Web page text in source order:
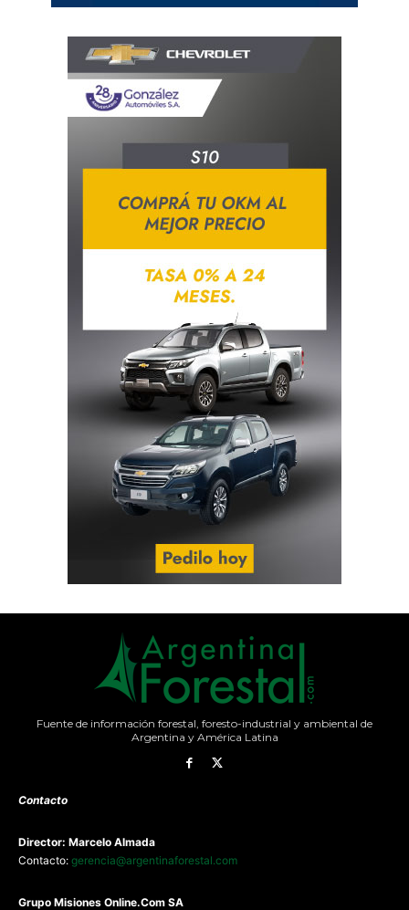
Fuente de información forestal, foresto-industrial y ambiental de
Argentina y América Latina
Contacto
Director: Marcelo Almada
Contacto: gerencia@argentinaforestal.com
Grupo Misiones Online.Com SA